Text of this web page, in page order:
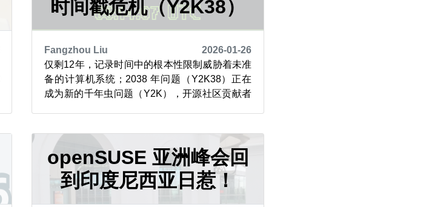
时间戳危机（Y2K38）
Fangzhou Liu
2026-01-26
仅剩12年，记录时间中的根本性限制威胁着未准
备的计算机系统；2038 年问题（Y2K38）正在
成为新的千年虫问题（Y2K），开源社区贡献者
的更为常见。openSUSE 正在通过早期测试、工
具链改进和社区协作，积极识别并修复此类问
题，以确保软件系统在 203...
openSUSE 亚洲峰会回
到印度尼西亚日惹！